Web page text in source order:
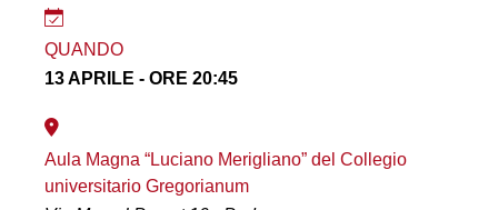
QUANDO
13 APRILE - ORE 20:45
Aula Magna “Luciano Merigliano” del Collegio
universitario Gregorianum